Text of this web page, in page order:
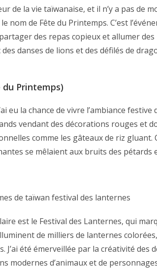
de la vie taïwanaise, et il n’y a pas de
nom de Fête du Printemps. C’est
des repas copieux et allumer
des danses de lions et des défilés de
du Printemps)
eu la chance de vivre l’ambiance
vendant des décorations rouges et
comme les gâteaux de riz gluant.
se mêlaient aux bruits des pétards
est le Festival des Lanternes, qui
de milliers de lanternes
J’ai été émerveillée par la créativité des
modernes d’animaux et de